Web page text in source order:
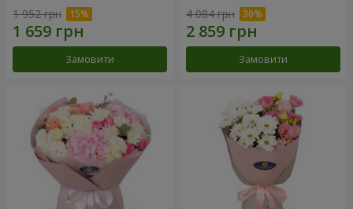
1 952 грн
Замовити
4 084 грн
Замовити